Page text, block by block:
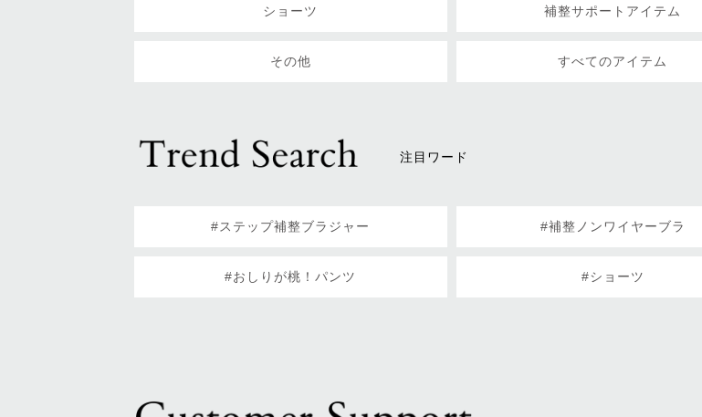
ショーツ 補整サポートアイテム
その他 すべてのアイテム
注目ワード
#ステップ補整ブラジャー #補整ノンワイヤーブラ
#おしりが桃！パンツ #ショーツ